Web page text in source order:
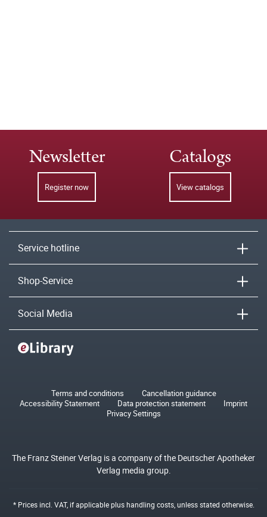
Newsletter
Register now
Catalogs
View catalogs
Service hotline
Shop-Service
Social Media
Terms and conditions
Cancellation guidance
Accessibility Statement
Data protection statement
Imprint
Privacy Settings
The Franz Steiner Verlag is a company of the Deutscher Apotheker
Verlag media group.
* Prices incl. VAT, if applicable plushandling costs, unless stated otherwise.